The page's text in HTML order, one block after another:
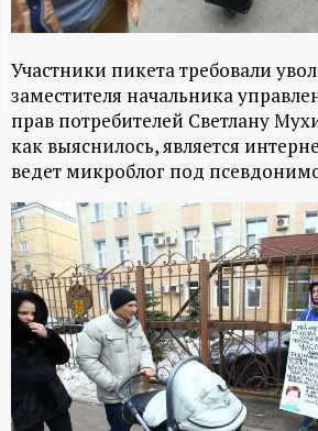
м
а
ц
и
о
н
н
ы
Участники пикета требовали
заместителя начальника
прав потребителей Светлану
как выяснилось, является
ведет микроблог под